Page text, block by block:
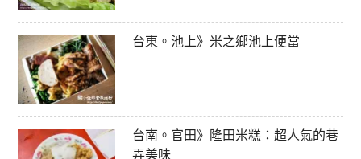
台東。池上》米之鄉池上便當
台南。官田》隆田米糕：超人氣的巷
弄美味